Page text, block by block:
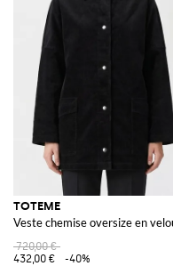
TOTEME
Veste chemise oversize en
720,00 €
432,00 €
-40%